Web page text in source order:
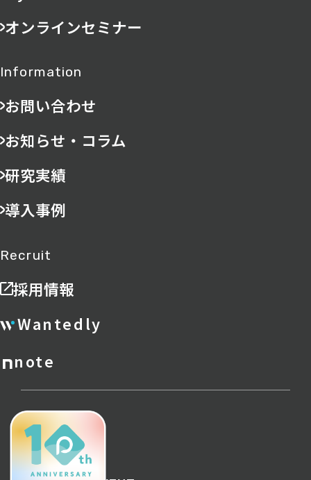
オンラインセミナー
Information
お問い合わせ
お知らせ・コラム
研究実績
導入事例
Recruit
採用情報
Wantedly
note
ポリシー
サイトマップ